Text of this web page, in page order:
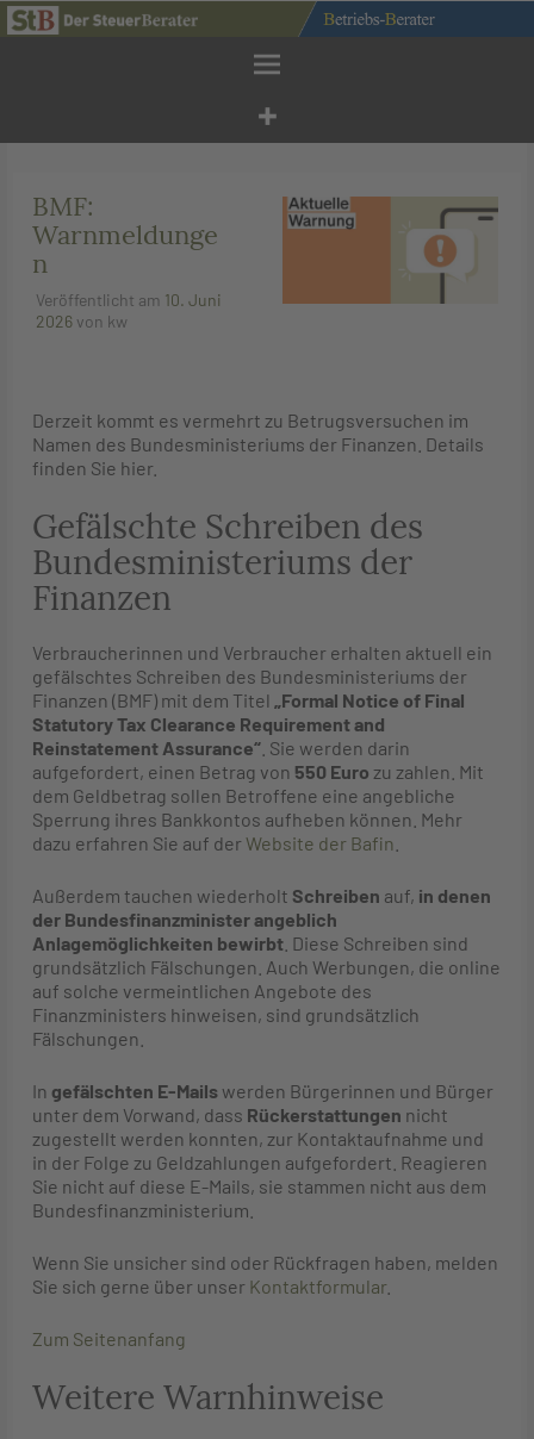
Zum
Inhalt
BMF:
Warnmeldunge
n
Veröffentlicht am 10. Juni
2026von kw
Derzeit kommt es vermehrt zu Betrugsversuchen im
Namen des Bundesministeriums der Finanzen. Details
finden Sie hier.
Gefälschte Schreiben des
Bundesministeriums der
Finanzen
Verbraucherinnen und Verbraucher erhalten aktuell ein
gefälschtes Schreiben des Bundesministeriums der
Finanzen (BMF) mit dem Titel „Formal Notice of Final
Statutory Tax Clearance Requirement and
Reinstatement Assurance“ . Sie werden darin
aufgefordert, einen Betrag von 550 Euro zu zahlen. Mit
dem Geldbetrag sollen Betroffene eine angebliche
Sperrung ihres Bankkontos aufheben können. Mehr
dazu erfahren Sie auf der Website der Bafin
Außerdem tauchen wiederholt Schreiben auf, in denen
der Bundesfinanzminister angeblich
Anlagemöglichkeiten bewirbt . Diese Schreiben sind
grundsätzlich Fälschungen. Auch Werbungen, die online
auf solche vermeintlichen Angebote des
Finanzministers hinweisen, sind grundsätzlich
Fälschungen.
In gefälschten E-Mails werden Bürgerinnen und Bürger
unter dem Vorwand, dass Rückerstattungen nicht
zugestellt werden konnten, zur Kontaktaufnahme und
in der Folge zu Geldzahlungen aufgefordert. Reagieren
Sie nicht auf diese E-Mails, sie stammen nicht aus dem
Bundesfinanzministerium.
Wenn Sie unsicher sind oder Rückfragen haben, melden
Sie sich gerne über unser Kontaktformular.
Zum Seitenanfang
Weitere Warnhinweise